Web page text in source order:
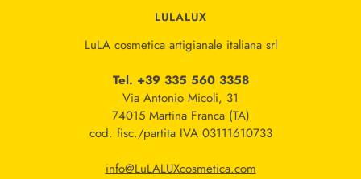
LULALUX
LuLA cosmetica artigianale italiana srl
Tel. +39 335 560 3358
Via Antonio Micoli, 31
74015 Martina Franca (TA)
cod. fisc./partita IVA 03111610733
info@LuLALUXcosmetica.com